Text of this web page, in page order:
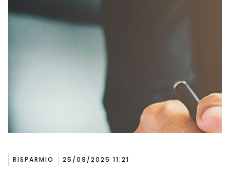
RISPARMIO 25/09/2025 11:21